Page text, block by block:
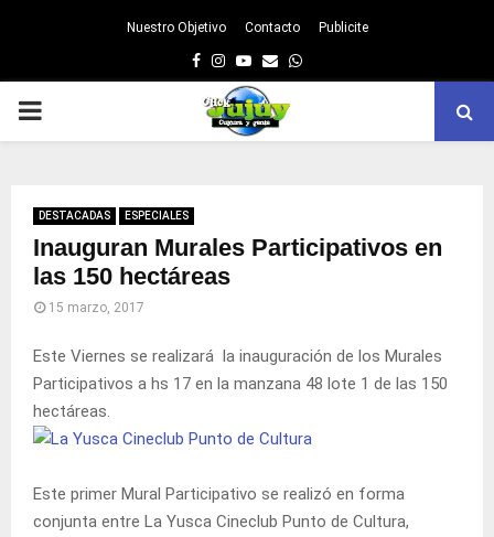
Nuestro Objetivo Contacto Publicite
Facebook
Instagram
Youtube
EmailWhatsapp
PRIMARY
DESTACADAS ESPECIALES
Inauguran Murales Participativos en
las 150 hectáreas
15 marzo, 2017
Este Viernes se realizará la inauguración de los Murales
Participativos a hs 17 en la manzana 48 lote 1 de las 150
hectáreas.
Este primer Mural Participativo se realizó en forma
conjunta entre La Yusca Cineclub Punto de Cultura,